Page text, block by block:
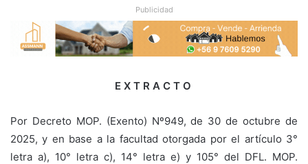
Publicidad
E X T R A C T O
Por Decreto MOP. (Exento) Nº949, de 30 de octubre de
2025, y en base a la facultad otorgada por el artículo 3°
letra a), 10° letra c), 14° letra e) y 105° del DFL. MOP.